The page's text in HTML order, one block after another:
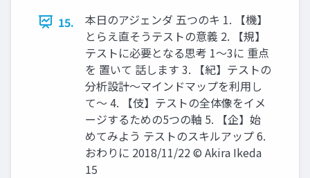
15.
本日のアジェンダ 五つのキ 1. 【機】
とらえ直そうテストの意義 2. 【規】
テストに必要となる思考 1～3に 重点
を 置いて 話します 3. 【紀】テストの
分析設計～マインドマップを利用し
て～ 4. 【伎】テストの全体像をイメ
ージするための5つの軸 5. 【企】始
めてみよう テストのスキルアップ 6.
おわりに 2018/11/22 © Akira Ikeda
15